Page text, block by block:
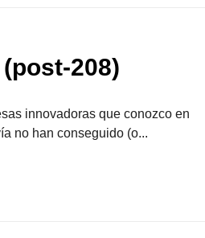
208)
innovadoras que conozco en
no han conseguido (o...